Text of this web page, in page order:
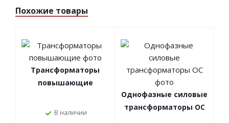
Похожие товары
Трансформаторы
повышающие
В наличии
Однофазные силовые
трансформаторы ОС